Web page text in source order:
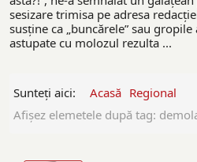
sesizare trimisa pe adresa
susţine ca „buncărele” sau
astupate cu molozul rezulta ...
Sunteți aici: Acasă Regional
Afişez elemetele după tag: